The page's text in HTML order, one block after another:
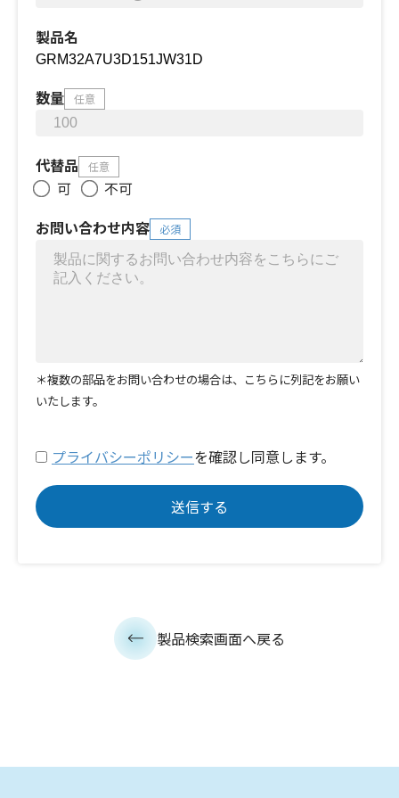
製品名
数量 任意
代替品 任意
可
不可
お問い合わせ内容
必須
＊複数の部品をお問い合わせの場合は、こちらに列記をお願い
いたします。
プライバシーポリシーを確認し同意します。
製品検索画面へ戻る